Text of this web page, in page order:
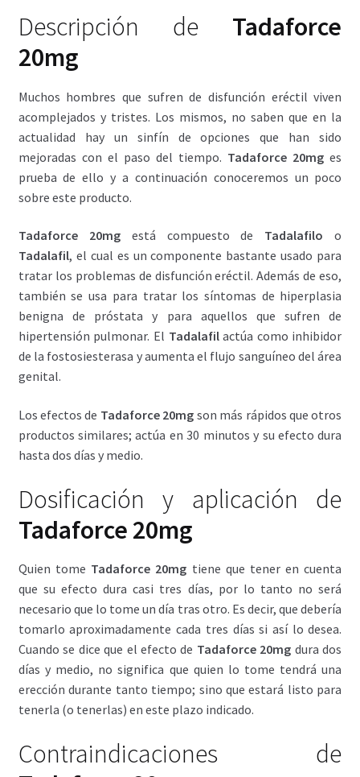
Descripción de Tadaforce
20mg
Muchos hombres que sufren de disfunción eréctil viven
acomplejados y tristes. Los mismos, no saben que en la
actualidad hay un sinfín de opciones que han sido
mejoradas con el paso del tiempo. Tadaforce 20mges
prueba de ello y a continuación conoceremos un poco
sobre este producto.
Tadaforce 20mgestá compuesto de Tadalafilo o
Tadalafil, el cual es un componente bastante usado para
tratar los problemas de disfunción eréctil. Además de eso,
también se usa para tratar los síntomas de hiperplasia
benigna de próstata y para aquellos que sufren de
hipertensión pulmonar. El Tadalafilactúa como inhibidor
de la fostosiesterasa y aumenta el flujo sanguíneo del área
genital.
Los efectos de Tadaforce 20mg son más rápidos que otros
productos similares; actúa en 30 minutos y su efecto dura
hasta dos días y medio.
Dosificación y aplicación de
Tadaforce 20mg
Quien tome Tadaforce 20mg tiene que tener en cuenta
que su efecto dura casi tres días, por lo tanto no será
necesario que lo tome un día tras otro. Es decir, que debería
tomarlo aproximadamente cada tres días si así lo desea.
Cuando se dice que el efecto de Tadaforce 20mg dura dos
días y medio, no significa que quien lo tome tendrá una
erección durante tanto tiempo; sino que estará listo para
tenerla (o tenerlas) en este plazo indicado.
Contraindicaciones de